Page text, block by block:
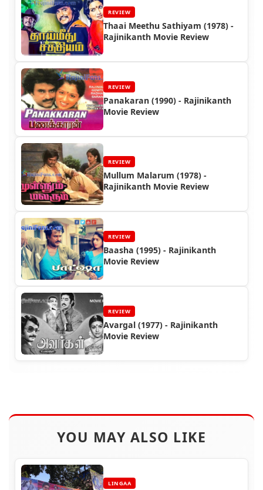
REVIEW
Thaai Meethu Sathiyam (1978) -
Rajinikanth Movie Review
REVIEW
Panakaran (1990) - Rajinikanth
Movie Review
REVIEW
Mullum Malarum (1978) -
Rajinikanth Movie Review
REVIEW
Baasha (1995) - Rajinikanth
Movie Review
REVIEW
Avargal (1977) - Rajinikanth
Movie Review
YOU MAY ALSO LIKE
LINGAA